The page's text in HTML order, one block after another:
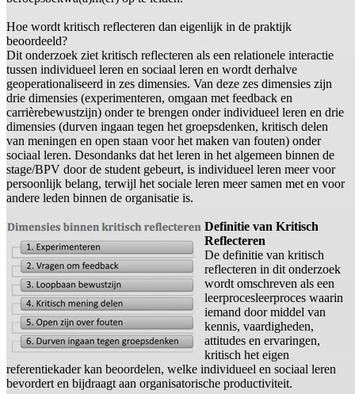
Hoe wordt kritisch reflecteren dan eigenlijk in de praktijk
beoordeeld?
Dit onderzoek ziet kritisch reflecteren als een relationele interactie
tussen individueel leren en sociaal leren en wordt derhalve
geoperationaliseerd in zes dimensies. Van deze zes dimensies zijn
drie dimensies (experimenteren, omgaan met feedback en
carrièrebewustzijn) onder te brengen onder individueel leren en drie
dimensies (durven ingaan tegen het groepsdenken, kritisch delen
van meningen en open staan voor het maken van fouten) onder
sociaal leren. Desondanks dat het leren in het algemeen binnen de
stage/BPV door de student gebeurt, is individueel leren meer voor
persoonlijk belang, terwijl het sociale leren meer samen met en voor
andere leden binnen de organisatie is.
Definitie van Kritisch
Reflecteren
De definitie van kritisch
reflecteren in dit onderzoek
wordt omschreven als een
leerprocesleerproces waarin
iemand door middel van
kennis, vaardigheden,
attitudes en ervaringen,
kritisch het eigen
referentiekader kan beoordelen, welke individueel en sociaal leren
bevordert en bijdraagt aan organisatorische productiviteit.